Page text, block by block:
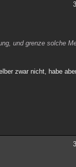
und grenze solche
zwar nicht, habe